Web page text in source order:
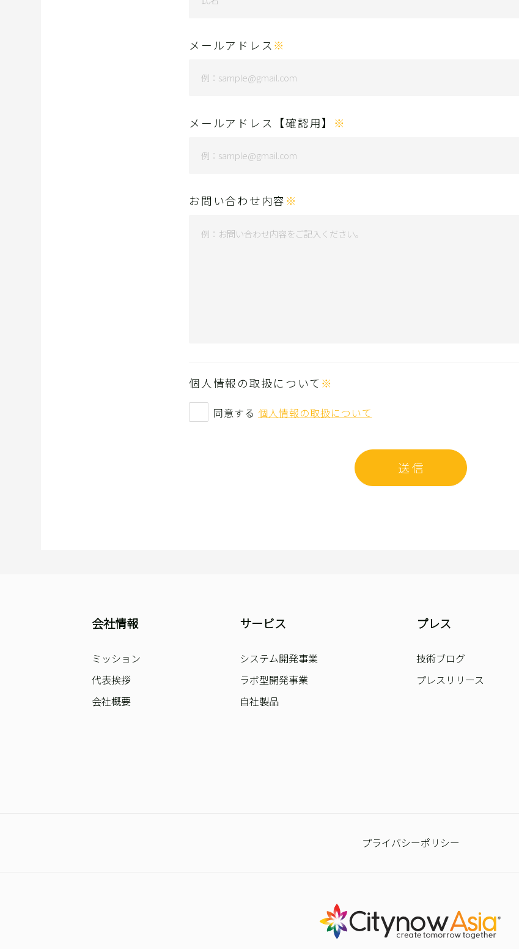
メールアドレス ※
メールアドレス【確認用】 ※
お問い合わせ内容 ※
個人情報の取扱について ※
同意する 個人情報の取扱について
送 信
会社情報
ミッション
代表挨拶
会社概要
サービス
システム開発事業
ラボ型開発事業
自社製品
プレス
技術ブログ
プレスリリース
プライバシーポリシー